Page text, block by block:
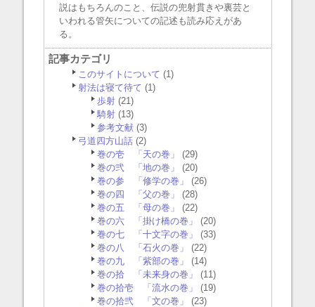
説はもちろんのこと、伝説の兜射貫きや裏芸と
いわれる管矢についての記述も読み応えがあ
る。
記事カテゴリ
このサイトについて (1)
射法は寝て待て (1)
歩射(21)
騎射(13)
参考文献(3)
弓道四方山話(2)
巻の壱 「天の巻」
(29)
巻の弐 「地の巻」
(20)
巻の参 「修学の巻」
(26)
巻の四 「父の巻」
(28)
巻の五 「母の巻」
(22)
巻の六 「掛け橋の巻」
(20)
巻の七 「十文字の巻」
(33)
巻の八 「石火の巻」
(22)
巻の九 「紫部の巻」
(14)
巻の拾 「未来身の巻」
(11)
巻の拾壱 「流水の巻」
(19)
巻の拾弐 「文の巻」
(23)